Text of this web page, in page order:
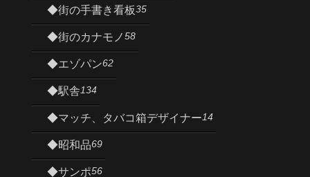
◆街の手書き看板35
◆街のカナモノ58
◆エゾパン62
◆駅舎134
◆マッチ、タバコ箱デザイナー14
◆昭和品69
◆サンポ56